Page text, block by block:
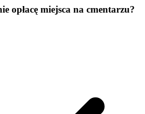
opłacę miejsca na cmentarzu?